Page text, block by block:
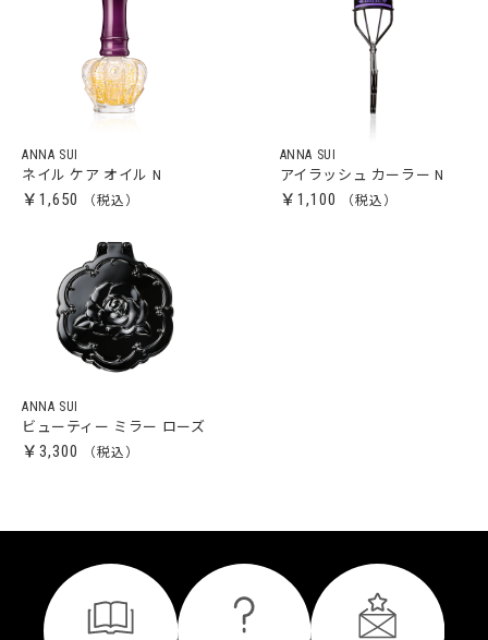
ANNA SUI
ネイル ケア オイル N
￥1,650
ANNA SUI
アイラッシュ カーラー N
￥1,100
ANNA SUI
ビューティー ミラー ローズ
￥3,300